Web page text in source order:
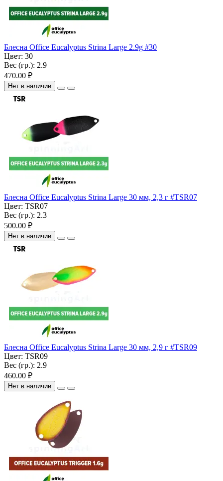
Блесна Office Eucalyptus Strina Large 2.9g #30
Цвет: 30
Вес (гр.): 2.9
470.00 ₽
Нет в наличии
Блесна Office Eucalyptus Strina Large 30 мм, 2,3 г #TSR07
Цвет: TSR07
Вес (гр.): 2.3
500.00 ₽
Нет в наличии
Блесна Office Eucalyptus Strina Large 30 мм, 2,9 г #TSR09
Цвет: TSR09
Вес (гр.): 2.9
460.00 ₽
Нет в наличии